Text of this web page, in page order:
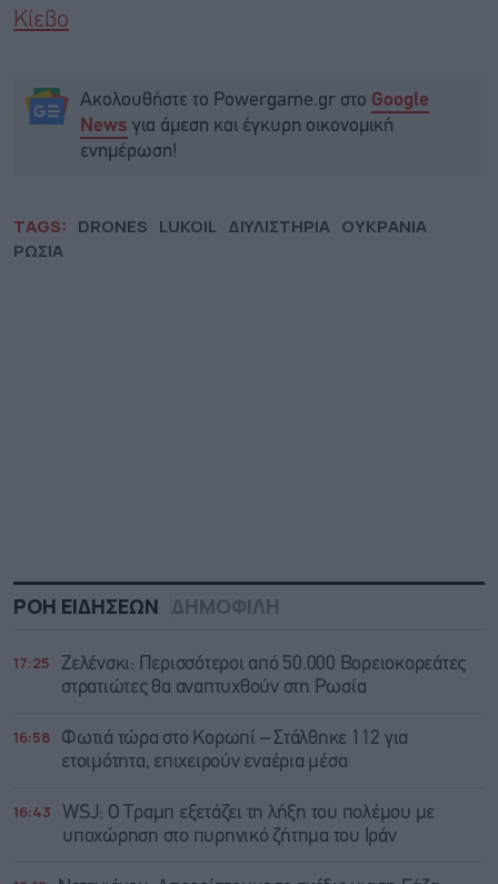
Κίεβο
Ακολουθήστε το Powergame.gr στο Google
News για άμεση και έγκυρη οικονομική
ενημέρωση!
TAGS: DRONES LUKOIL ΔΙΥΛΙΣΤΗΡΙΑ ΟΥΚΡΑΝΙΑ
ΡΩΣΙΑ
ΡΟΗ ΕΙΔΗΣΕΩΝ ΔΗΜΟΦΙΛΗ
17:25
Ζελένσκι: Περισσότεροι από 50.000 Βορειοκορεάτες
στρατιώτες θα αναπτυχθούν στη Ρωσία
16:58
Φωτιά τώρα στο Κορωπί – Στάλθηκε 112 για
ετοιμότητα, επιχειρούν εναέρια μέσα
16:43
WSJ: Ο Τραμπ εξετάζει τη λήξη του πολέμου με
υποχώρηση στο πυρηνικό ζήτημα του Ιράν